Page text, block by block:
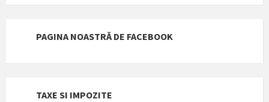
PAGINA NOASTRĂ DE FACEBOOK
TAXE SI IMPOZITE